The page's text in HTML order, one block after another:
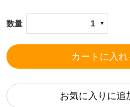
数量 1
カートに入れ
お気に入りに追